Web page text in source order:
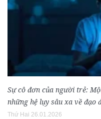
Sự cô đơn của người trẻ:
những hệ lụy sâu xa về đạo
Thứ Hai 26.01.2026